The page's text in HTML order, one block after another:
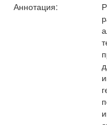
Аннотация: